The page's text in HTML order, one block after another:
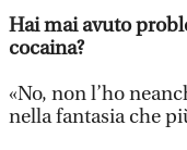
Hai mai avuto
cocaina?
«No, non l’ho
nella fantasia che